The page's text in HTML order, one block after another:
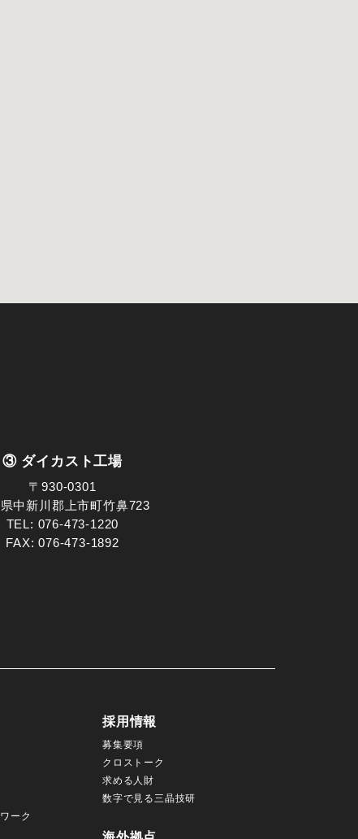
③ ダイカスト工場
〒930-0301
中新川郡上市町竹鼻723
TEL: 076-473-1220
FAX: 076-473-1892
ーク
採用情報
募集要項
クロストーク
求める人財
数字で見る三晶技研